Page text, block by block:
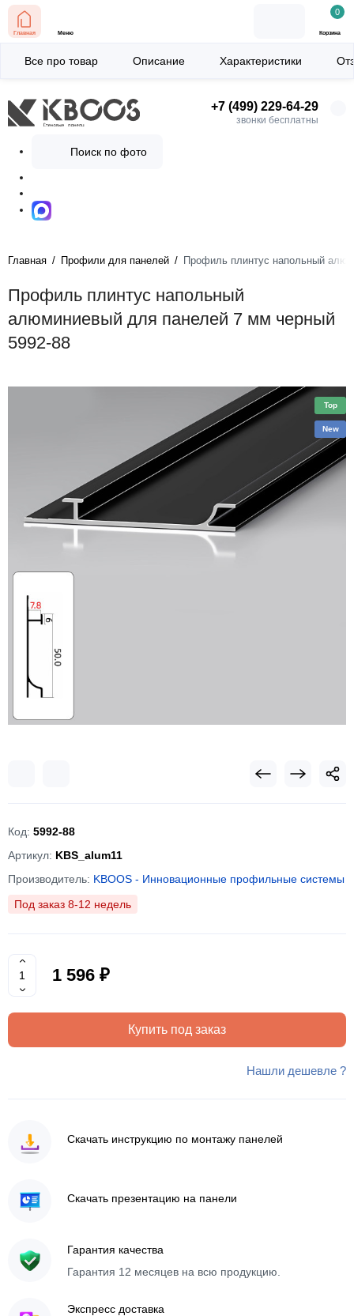
+7 (499) 229-64-29
звонки бесплатны
Поиск по фото
Главная Меню
0
Корзина
Главная Профили для панелей Профиль плинтус напольный
Профиль плинтус напольный
алюминиевый для панелей 7 мм черный
5992-88
Все про товар Описание Характеристики
Top
New
Код: 5992-88
Артикул: KBS_alum11
Производитель: KBOOS - Инновационные профильные системы
Под заказ 8-12 недель
1 596 ₽
Купить под заказ
Нашли дешевле ?
Скачать инструкцию по монтажу панелей
Скачать презентацию на панели
Гарантия качества
Гарантия 12 месяцев на всю продукцию.
Экспресс доставка